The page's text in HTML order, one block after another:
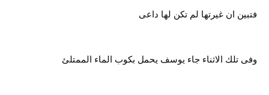
فتبين ان غيرتها لم تكن لها داعى
وفى تلك الاثناء جاء يوسف يحمل بكوب الماء الممتلئ